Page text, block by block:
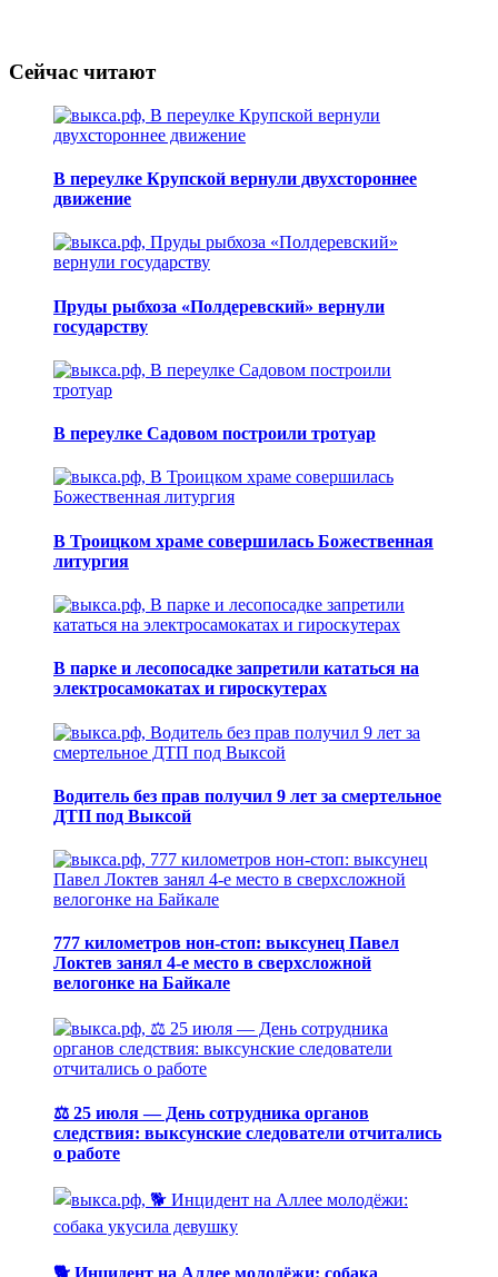
Сейчас читают
В переулке Крупской вернули двухстороннее
движение
Пруды рыбхоза «Полдеревский» вернули
государству
В переулке Садовом построили тротуар
В Троицком храме совершилась Божественная
литургия
В парке и лесопосадке запретили кататься на
электросамокатах и гироскутерах
Водитель без прав получил 9 лет за смертельное
ДТП под Выксой
777 километров нон-стоп: выксунец Павел
Локтев занял 4-е место в сверхсложной
велогонке на Байкале
⚖️ 25 июля — День сотрудника органов
следствия: выксунские следователи отчитались
о работе